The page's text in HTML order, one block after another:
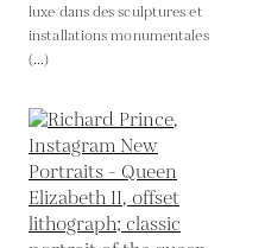
luxe dans des sculptures et
installations monumentales
(...)